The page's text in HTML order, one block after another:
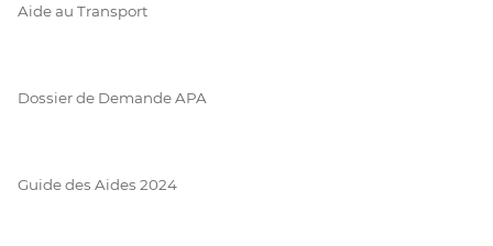
Aide au Transport
Dossier de Demande APA
Guide des Aides 2024